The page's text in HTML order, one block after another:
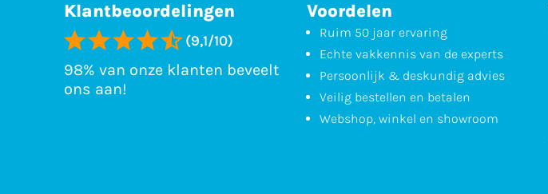
Klantbeoordelingen
(9,1/10)
98% van onze klanten beveelt
ons aan!
Voordelen
Ruim 50 jaar ervaring
Echte vakkennis van de experts
Persoonlijk & deskundig advies
Veilig bestellen en betalen
Webshop, winkel en showroom